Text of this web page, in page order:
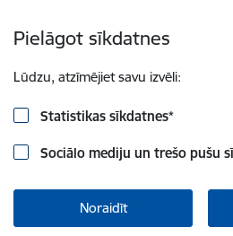
Pielāgot sīkdatnes
Lūdzu, atzīmējiet savu izvēli:
Statistikas sīkdatnes*
Sociālo mediju un trešo pušu
Noraidīt